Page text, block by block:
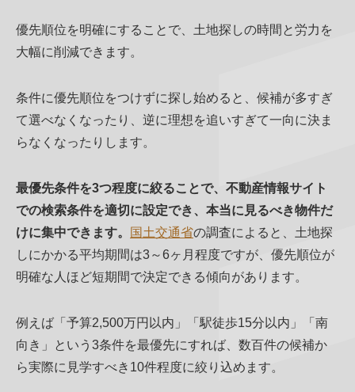
優先順位を明確にすることで、土地探しの時間と労力を
大幅に削減できます。
条件に優先順位をつけずに探し始めると、候補が多すぎ
て選べなくなったり、逆に理想を追いすぎて一向に決ま
らなくなったりします。
最優先条件を3つ程度に絞ることで、不動産情報サイト
での検索条件を適切に設定でき、本当に見るべき物件だ
けに集中できます。
国土交通省の調査によると、土地探
しにかかる平均期間は3～6ヶ月程度ですが、優先順位が
明確な人ほど短期間で決定できる傾向があります。
例えば「予算2,500万円以内」「駅徒歩15分以内」「南
向き」という3条件を最優先にすれば、数百件の候補か
ら実際に見学すべき10件程度に絞り込めます。